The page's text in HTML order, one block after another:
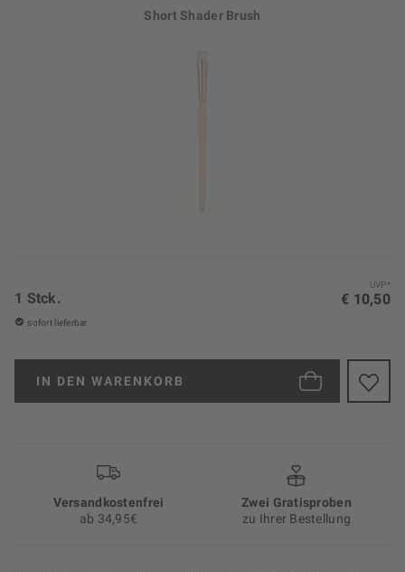
Short Shader Brush
UVP*
€ 10,50
1 Stck.
sofort lieferbar
IN DEN WARENKORB
Versand­kosten­frei
ab 34,95€
Zwei Gratisproben
zu Ihrer Bestellung